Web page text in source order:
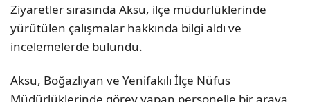
Ziyaretler sırasında Aksu, ilçe müdürlüklerinde
yürütülen çalışmalar hakkında bilgi aldı ve
incelemelerde bulundu.
Aksu, Boğazlıyan ve Yenifakılı İlçe Nüfus